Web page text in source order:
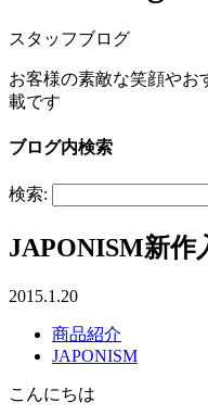
スタッフブログ
お客様の素敵な笑顔やお
載です
ブログ内検索
検索:
JAPONISM新作
2015.1.20
商品紹介
JAPONISM
こんにちは